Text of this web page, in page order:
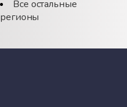
Все остальные
регионы